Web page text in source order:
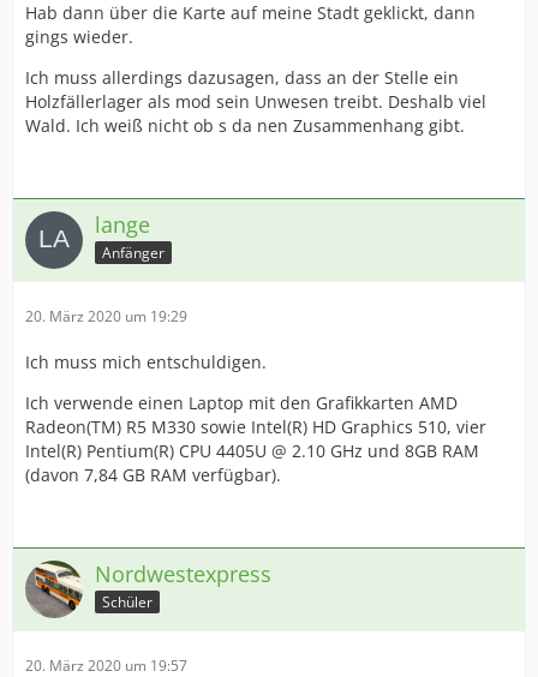
Hab dann über die Karte auf meine Stadt geklickt, dann
gings wieder.
Ich muss allerdings dazusagen, dass an der Stelle ein
Holzfällerlager als mod sein Unwesen treibt. Deshalb viel
Wald. Ich weiß nicht ob s da nen Zusammenhang gibt.
lange
Anfänger
20. März 2020 um 19:29
Ich muss mich entschuldigen.
Ich verwende einen Laptop mit den Grafikkarten AMD
Radeon(TM) R5 M330 sowie Intel(R) HD Graphics 510, vier
Intel(R) Pentium(R) CPU 4405U @ 2.10 GHz und 8GB RAM
(davon 7,84 GB RAM verfügbar).
Nordwestexpress
Schüler
20. März 2020 um 19:57